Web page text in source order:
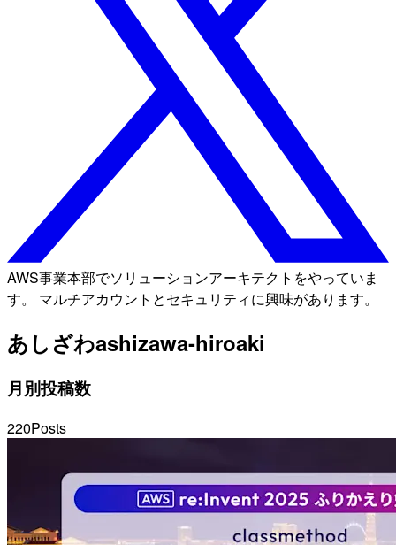
AWS事業本部でソリューションアーキテクトをやっていま
す。 マルチアカウントとセキュリティに興味があります。
あしざわashizawa-hiroaki
月別投稿数
220Posts